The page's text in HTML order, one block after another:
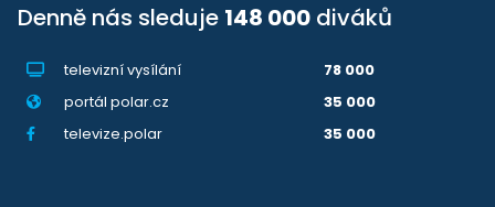
Denně nás sleduje 148 000 diváků
televizní vysílání
78 000
portál polar.cz
35 000
televize.polar
35 000